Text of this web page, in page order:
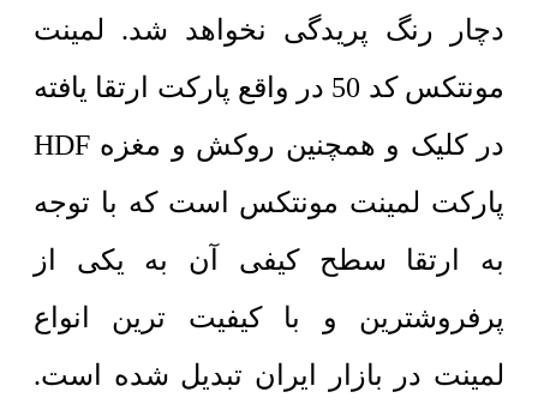
دچار رنگ پریدگی نخواهد شد. لمینت
مونتکس کد 50 در واقع پارکت ارتقا یافته
در کلیک و همچنین روکش و مغزه HDF
پارکت لمینت مونتکس است که با توجه
به ارتقا سطح کیفی آن به یکی از
پرفروشترین و با کیفیت ترین انواع
لمینت در بازار ایران تبدیل شده است.